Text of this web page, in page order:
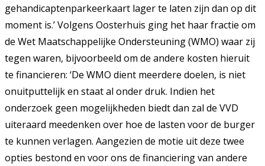
gehandicaptenparkeerkaart lager te laten zijn dan op dit
moment is.’ Volgens Oosterhuis ging het haar fractie om
de Wet Maatschappelijke Ondersteuning (WMO) waar zij
tegen waren, bijvoorbeeld om de andere kosten hieruit
te financieren: ‘De WMO dient meerdere doelen, is niet
onuitputtelijk en staat al onder druk. Indien het
onderzoek geen mogelijkheden biedt dan zal de VVD
uiteraard meedenken over hoe de lasten voor de burger
te kunnen verlagen. Aangezien de motie uit deze twee
opties bestond en voor ons de financiering van andere